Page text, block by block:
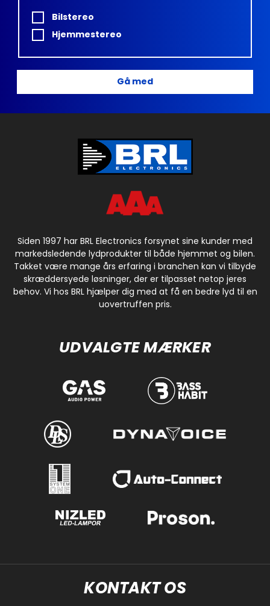
Bilstereo
Hjemmestereo
Gå med
Siden 1997 har BRL Electronics forsynet sine kunder med
markedsledende lydprodukter til både hjemmet og bilen.
Takket være mange års erfaring i branchen kan vi tilbyde
skræddersyede løsninger, der er tilpasset netop jeres
behov. Vi hos BRL hjælper dig med at få en bedre lyd til en
uovertruffen pris.
UDVALGTE MÆRKER
KONTAKT OS